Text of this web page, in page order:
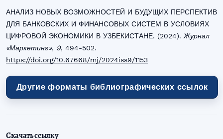
АНАЛИЗ НОВЫХ ВОЗМОЖНОСТЕЙ И БУДУЩИХ ПЕРСПЕКТИВ
ДЛЯ БАНКОВСКИХ И ФИНАНСОВЫХ СИСТЕМ В УСЛОВИЯХ
ЦИФРОВОЙ ЭКОНОМИКИ В УЗБЕКИСТАНЕ. (2024). Журнал
«Маркетинг», 9, 494-502.
https://doi.org/10.67668/mj/2024iss9/1153
Другие форматы библиографических ссылок
Скачать ссылку